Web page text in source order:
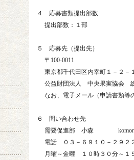
４ 応募書類提出部数
提出部数：１部
５ 応募先（提出先）
〒100-0011
東京都千代田区内幸町１－２－
公益財団法人 中央果実協会
なお、電子メール（申請書類等の
６ 問い合わせ先
需要促進部 小森
電話 ０３－６９１０－２９２
月曜～金曜 １０時３０分～１５